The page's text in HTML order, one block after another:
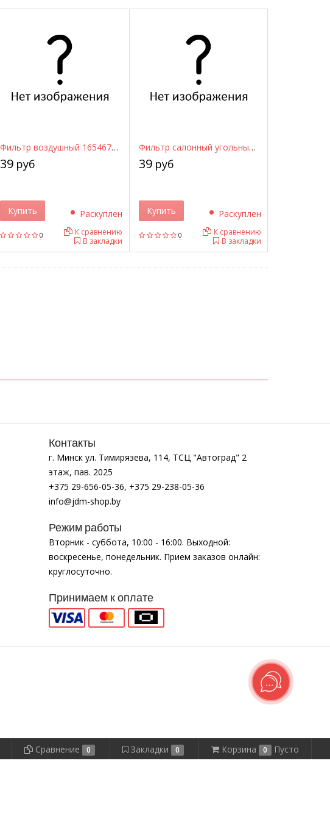
Фильтр воздушный 1654673C10 NISSAN
0
39 руб
Раскуплен
В закладки
К сравнению
Купить
Фильтр салонный угольный TSN 97346 TSN
0
39 руб
Раскуплен
В закладки
К сравнению
Купить
Контакты
г. Минск ул. Тимирязева, 114, ТСЦ "Автоград" 2
этаж, пав. 2025
+375 29-656-05-36, +375 29-238-05-36
info@jdm-shop.by
Режим работы
Вторник - суббота, 10:00 - 16:00. Выходной:
воскресенье, понедельник. Прием заказов онлайн:
круглосуточно.
Принимаем к оплате
Сравнение 0 Закладки 0 Корзина 0 Пусто